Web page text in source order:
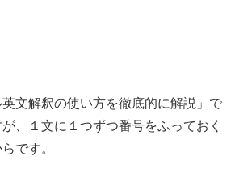
文解釈の使い方を徹底的に解説」で
、１文に１つずつ番号をふっておく
です。